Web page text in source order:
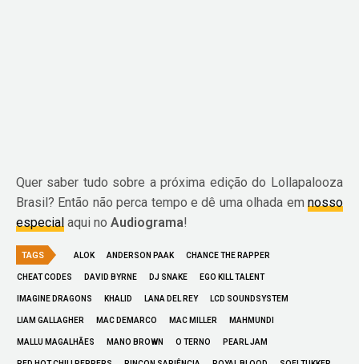
Quer saber tudo sobre a próxima edição do Lollapalooza
Brasil? Então não perca tempo e dê uma olhada em nosso
especial aqui noAudiograma!
TAGS ALOK ANDERSON PAAK CHANCE THE RAPPER
CHEAT CODES DAVID BYRNE DJ SNAKE EGO KILL TALENT
IMAGINE DRAGONS KHALID LANA DEL REY LCD SOUNDSYSTEM
LIAM GALLAGHER MAC DEMARCO MAC MILLER MAHMUNDI
MALLU MAGALHÃES MANO BROWN O TERNO PEARL JAM